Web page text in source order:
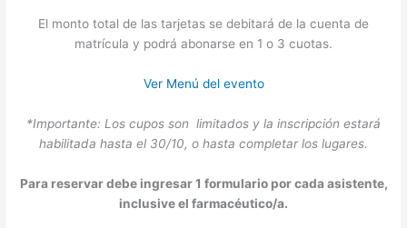
El monto total de las tarjetas se debitará de la cuenta de
matrícula y podrá abonarse en 1 o 3 cuotas.
Ver Menú del evento
*Importante: Los cupos son limitados y la inscripción estará
habilitada hasta el 30/10, o hasta completar los lugares.
Para reservar debe ingresar 1 formulario por cada asistente,
inclusive el farmacéutico/a.